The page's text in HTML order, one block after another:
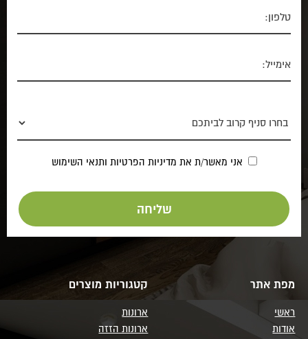
אני מאשר/ת את מדיניות הפרטיות ותנאי השימוש
מפת אתר
ראשי
אודות
קטגוריות מוצרים
ארונות
ארונות הזזה